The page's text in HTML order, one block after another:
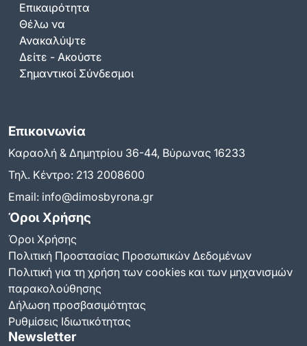
Επικαιρότητα
Θέλω να
Ανακαλύψτε
Δείτε - Ακούστε
Σημαντικοί Σύνδεσμοι
Επικοινωνία
Καραολή & Δημητρίου 36-44, Βύρωνας 16233
Τηλ. Κέντρο: 213 2008600
Email: info@dimosbyrona.gr
Όροι Χρήσης
Όροι Χρήσης
Πολιτική Προστασίας Προσωπικών Δεδομένων
Πολιτική για τη χρήση των cookies και των μηχανισμών
παρακολούθησης
Δήλωση προσβασιμότητας
Ρυθμίσεις Ιδιωτικότητας
Newsletter